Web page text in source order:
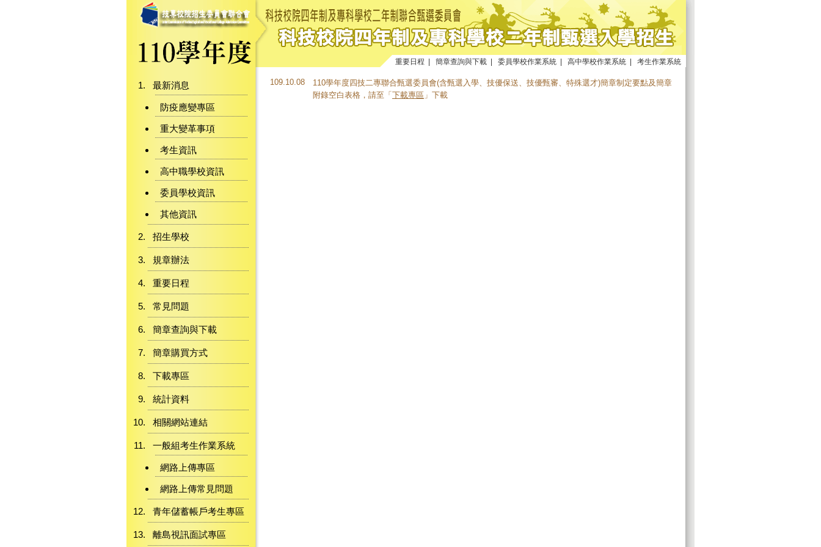
重要日程 簡章查詢與下載 委員學校作業系統 高中學校作業系統 考生作業系統
最新消息
防疫應變專區
重大變革事項
考生資訊
高中職學校資訊
委員學校資訊
其他資訊
招生學校
規章辦法
重要日程
常見問題
簡章查詢與下載
簡章購買方式
下載專區
統計資料
相關網站連結
一般組考生作業系統
網路上傳專區
網路上傳常見問題
青年儲蓄帳戶考生專區
離島視訊面試專區
109.10.08
110學年度四技二專聯合甄選委員會(含甄選入學、技優保送、技優甄審、特殊選才)簡章制定要點及簡章
附錄空白表格，請至「 下載專區 」下載